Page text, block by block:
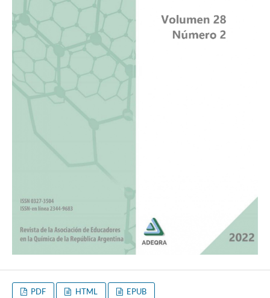
PDF HTML EPUB